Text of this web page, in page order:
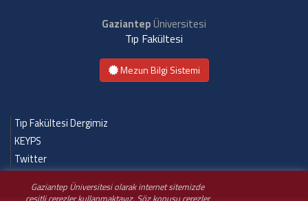
Gaziantep Üniversitesi olarak internet sitemizde
GaziantepÜniversitesi
Tıp Fakültesi
Mezun Bilgi Sistemi
Tıp Fakültesi Dergimiz
KEYPS
Twitter